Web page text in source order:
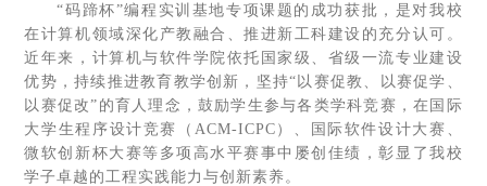
“码蹄杯”编程实训基地专项课题的成功获批，是对我校
在计算机领域深化产教融合、推进新工科建设的充分认可。
近年来，计算机与软件学院依托国家级、省级一流专业建设
优势，持续推进教育教学创新，坚持“以赛促教、以赛促学、
以赛促改”的育人理念，鼓励学生参与各类学科竞赛，在国际
大学生程序设计竞赛（ACM-ICPC）、国际软件设计大赛、
微软创新杯大赛等多项高水平赛事中屡创佳绩，彰显了我校
学子卓越的工程实践能力与创新素养。